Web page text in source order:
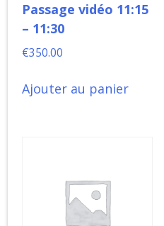
Passage vidéo 11:15
– 11:30
€350.00
Ajouter au panier